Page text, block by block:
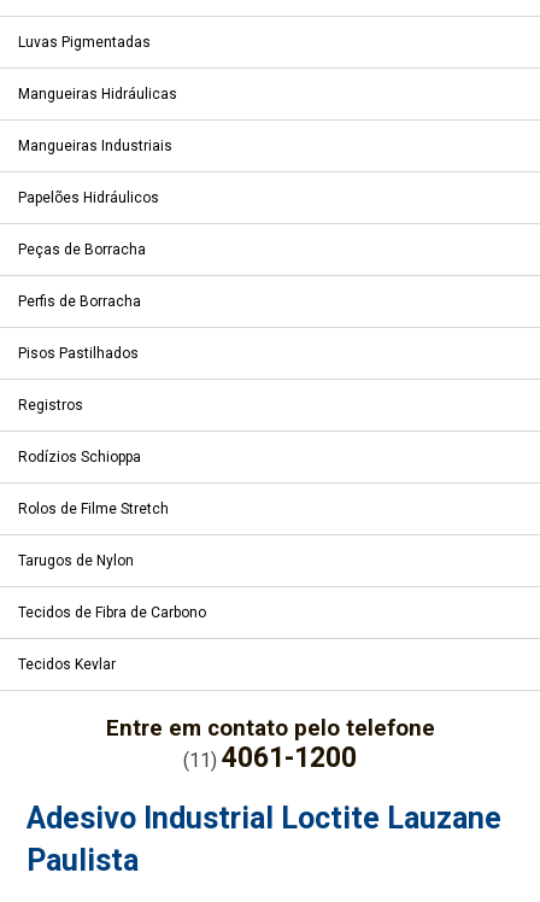
Luvas Pigmentadas
Mangueiras Hidráulicas
Mangueiras Industriais
Papelões Hidráulicos
Peças de Borracha
Perfis de Borracha
Pisos Pastilhados
Registros
Rodízios Schioppa
Rolos de Filme Stretch
Tarugos de Nylon
Tecidos de Fibra de Carbono
Tecidos Kevlar
Entre em contato pelo telefone
(11) 4061-1200
Adesivo Industrial Loctite Lauzane
Paulista